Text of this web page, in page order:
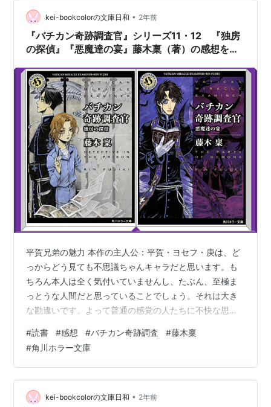
kei-bookcolorの文庫日和 • 2年前
『バチカン奇跡調査官』シリーズ11・12 『独房
の探偵』『悪魔達の宴』藤木稟（著）の感想を書
平賀兄弟の魅力 本作の主人公：平賀・ヨセフ・庚は、ど
っからどう見ても不思議ちゃんキャラだと思います。も
ちろん本人は全く気付いていませんし、たぶん、至極ま
っとうな人間だと思っていることでしょう。それは大き
な勘違いです。よって普通の感覚の人たちに不快な思い
トが間を取り持っているから、なんとか調査も毎回乗り
切れているのだと思うんです。そんな平賀ですが何故
か、天才とか変人とか、とにかく普通じゃない人に愛さ
れてしまう性分のようです。凡人には理解できない魅力
が平賀にはあるのです。例えばジュリアです。またはロ
#読書 #感想 #バチカン奇跡調査 #藤木稟
#角川ホラー文庫
kei-bookcolorの文庫日和 • 2年前